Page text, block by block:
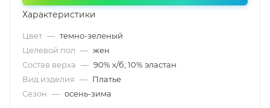
Характеристики
Цвет — темно-зеленый
Целевой пол — жен
Состав верха — 90% х/б; 10% эластан
Вид изделия — Платье
Сезон — осень-зима